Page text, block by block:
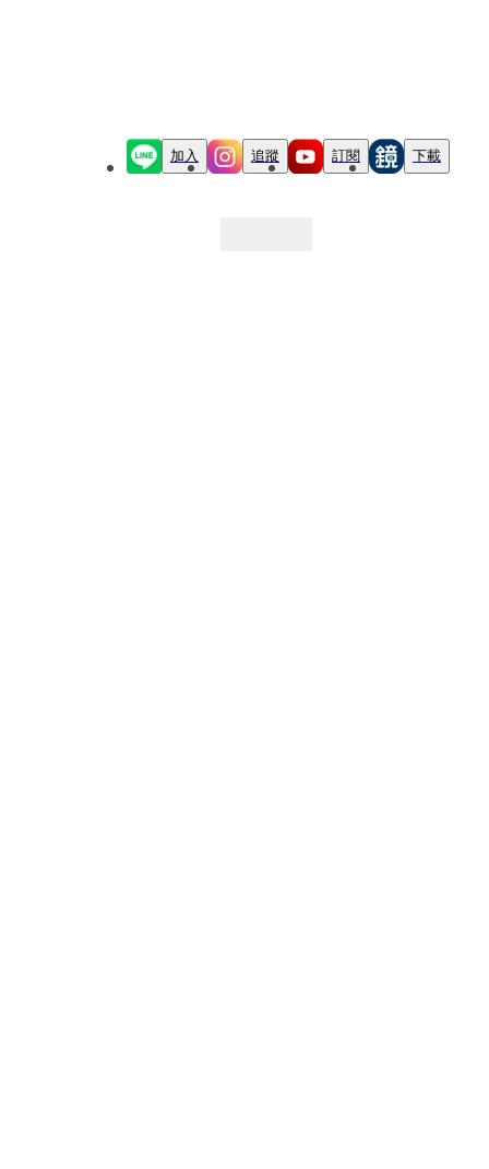
加入 追蹤 訂閱 下載